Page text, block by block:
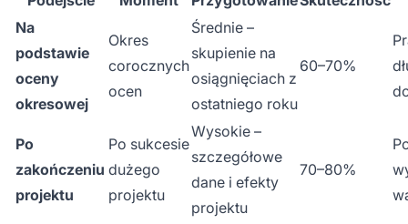
Na
podstawie
oceny
okresowej
Okres
corocznych
ocen
Średnie –
skupienie na
osiągnięciach z
ostatniego roku
60–70%
Po
zakończeniu
projektu
Po sukcesie
dużego
projektu
Wysokie –
szczegółowe
dane i efekty
projektu
70–80%